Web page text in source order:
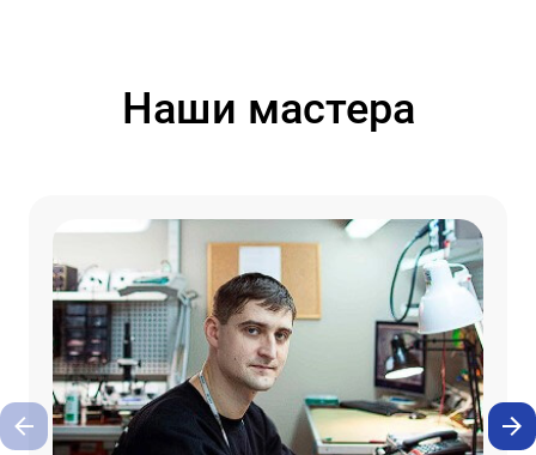
Наши мастера